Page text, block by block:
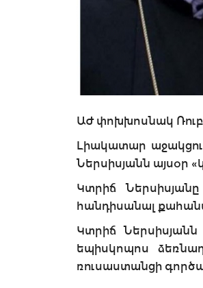
ԱԺ փոխխոսնակ
Լիակատար
Ներսիսյանն այսօր
Կտրիճ
հանդիսանալ
Կտրիճ
եպիսկոպոս
ռուսաստանցի